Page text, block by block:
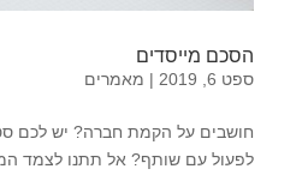
הסכם מייסדים
ספט 6, 2019 | מאמרים
חושבים על הקמת חברה? יש לכם
לפעול עם שותף? אל תתנו לצמד